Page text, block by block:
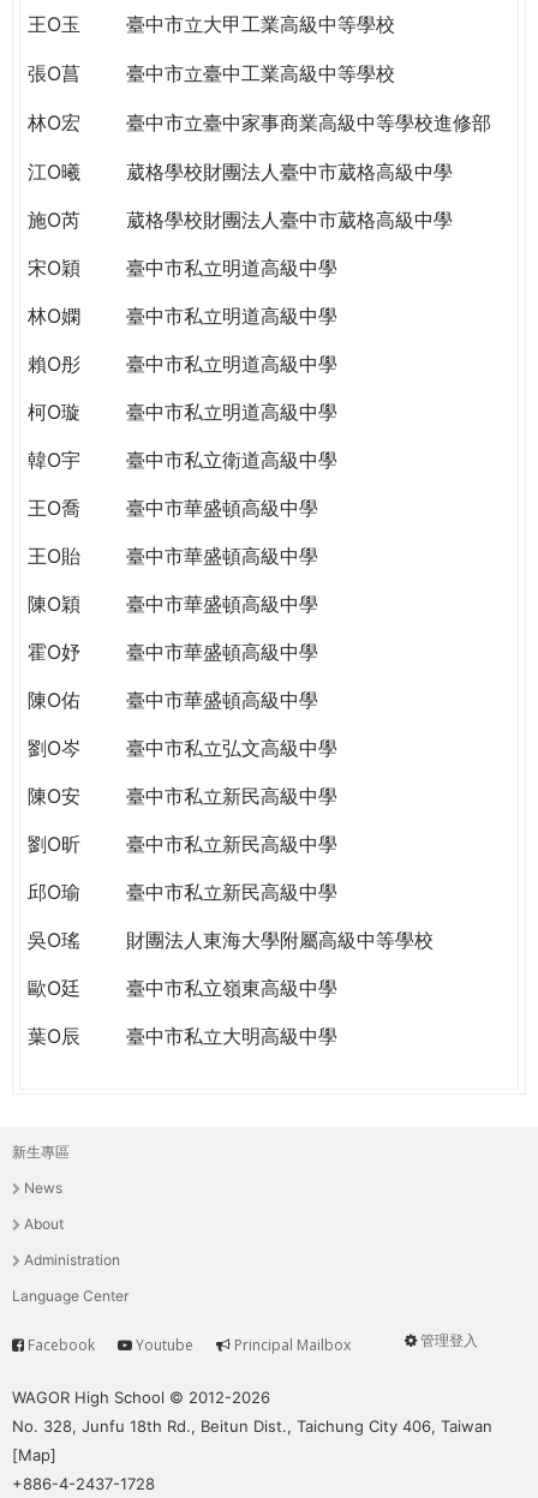
王O玉 臺中市立大甲工業高級中等學校
張O菖 臺中市立臺中工業高級中等學校
林O宏 臺中市立臺中家事商業高級中等學校進修部
江O曦
葳格學校財團法人臺中市葳格高級中學
施O芮
葳格學校財團法人臺中市葳格高級中學
宋O穎
臺中市私立明道高級中學
林O嫻
臺中市私立明道高級中學
賴O彤
臺中市私立明道高級中學
柯O璇
臺中市私立明道高級中學
韓O宇
臺中市私立衛道高級中學
王O喬
臺中市華盛頓高級中學
王O貽
臺中市華盛頓高級中學
陳O穎
臺中市華盛頓高級中學
霍O妤
臺中市華盛頓高級中學
陳O佑
臺中市華盛頓高級中學
劉O岑
臺中市私立弘文高級中學
陳O安
臺中市私立新民高級中學
劉O昕
臺中市私立新民高級中學
邱O瑜
臺中市私立新民高級中學
吳O瑤
財團法人東海大學附屬高級中等學校
歐O廷
臺中市私立嶺東高級中學
葉O辰
臺中市私立大明高級中學
主
選
單
新生專區
News
About
Administration
Language Center
User
管理登入
Service
Facebook Youtube Principal Mailbox
WAGOR High School © 2012-2026
No. 328, Junfu 18th Rd., Beitun Dist., Taichung City 406, Taiwan
[Map]
+886-4-2437-1728